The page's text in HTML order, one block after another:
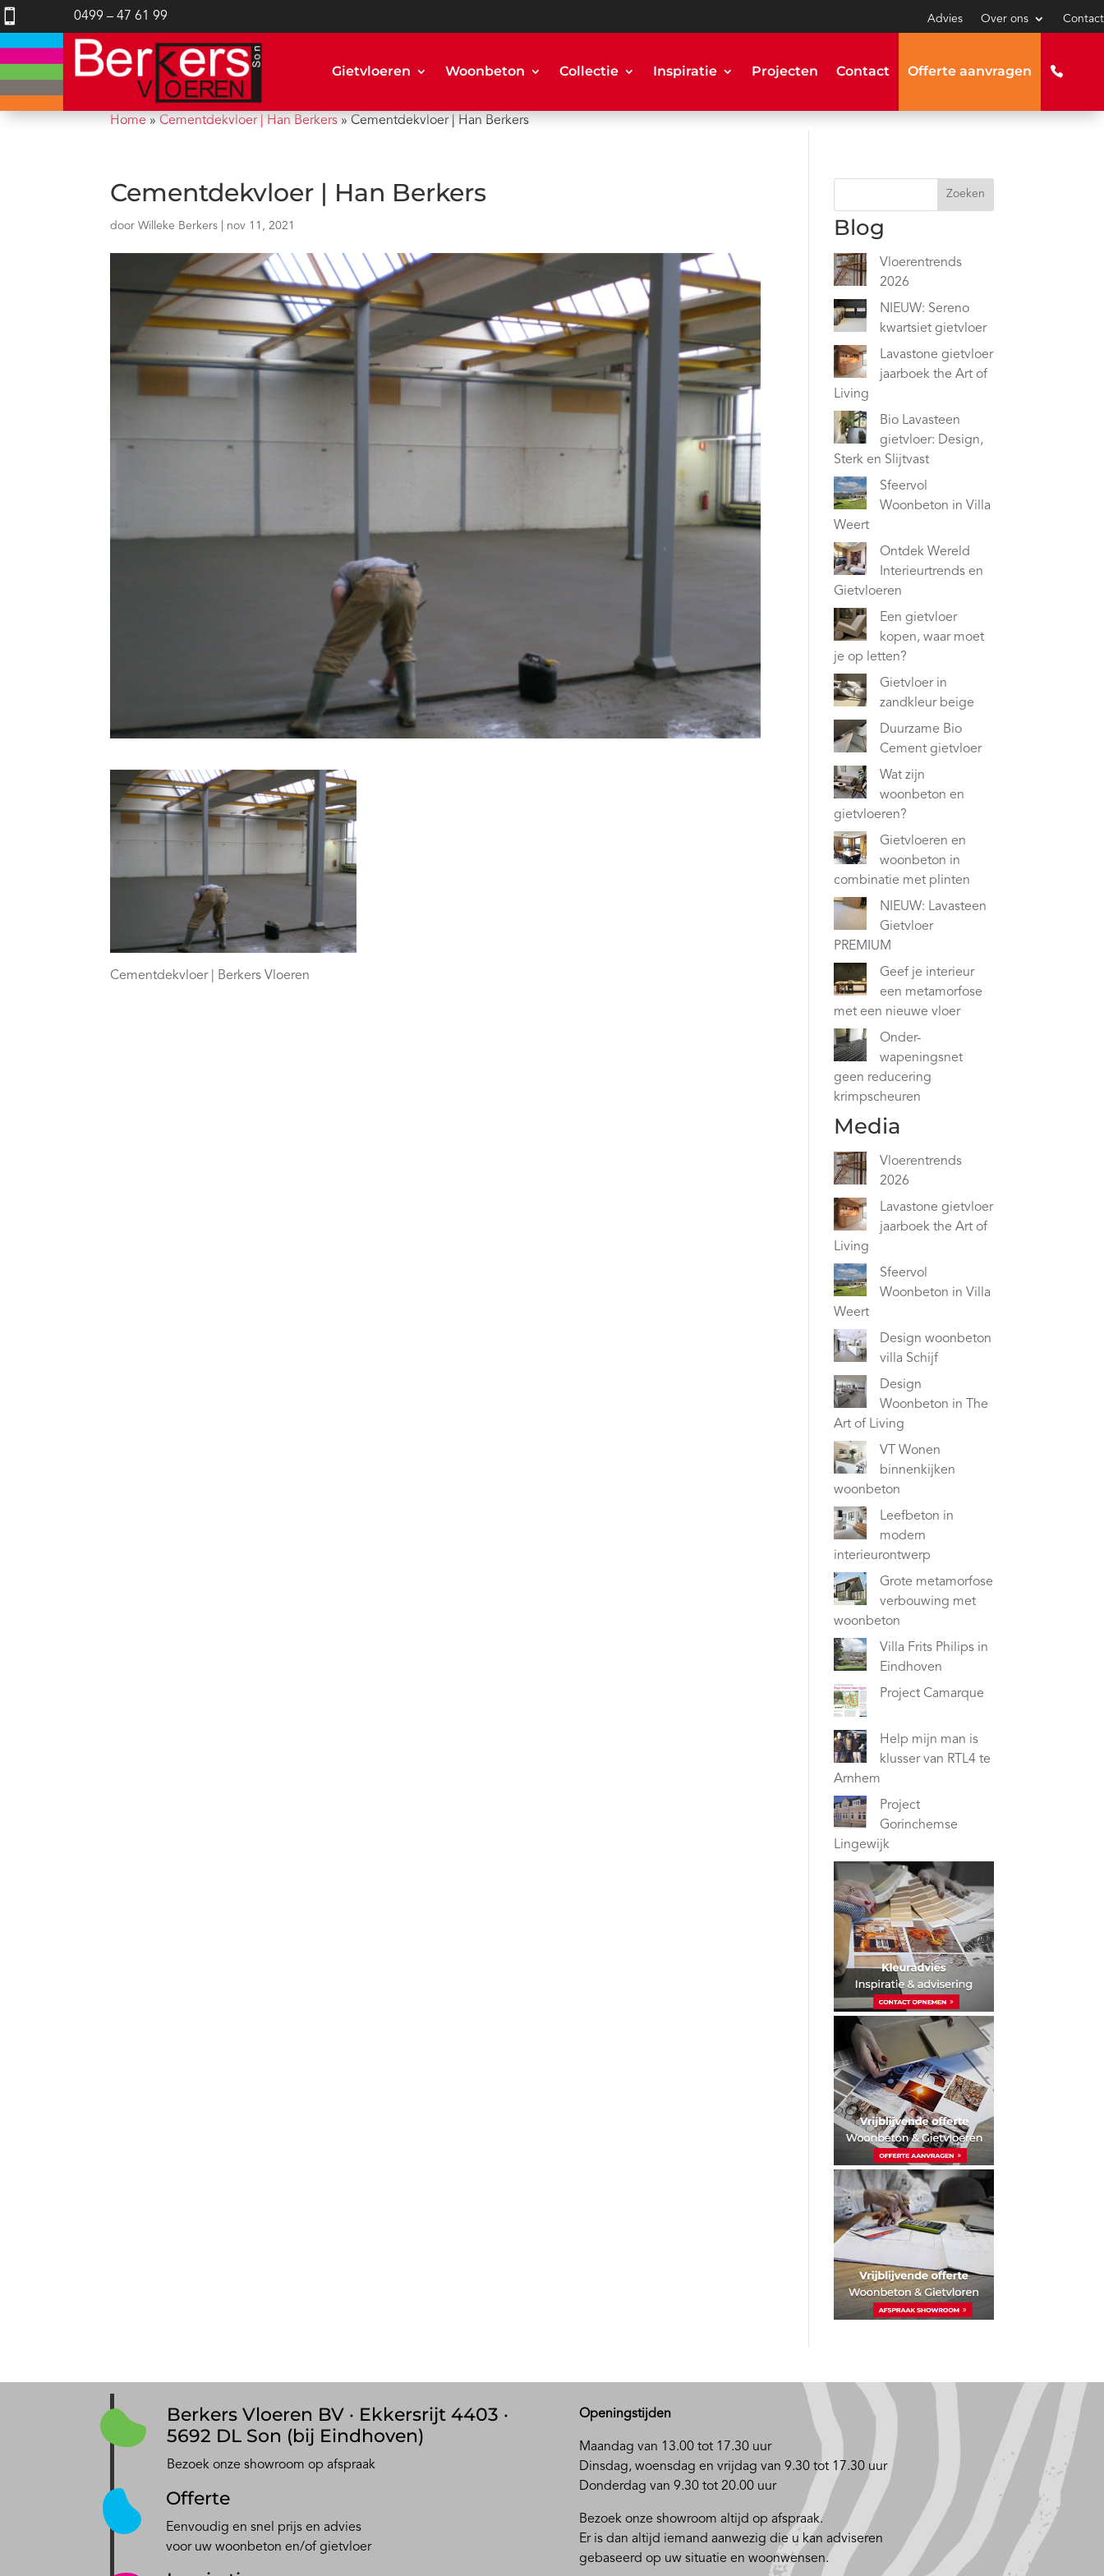
 0499 – 47 61 99 Advies Over ons Contact
Gietvloeren Woonbeton Collectie Inspiratie Projecten Contact Offerte aanvragen
Home »Cementdekvloer | Han Berkers »Cementdekvloer | Han Berkers
Cementdekvloer | Han Berkers
doorWilleke Berkers nov 11, 2021
Cementdekvloer | Berkers Vloeren
Zoeken
Blog
Vloerentrends
2026
NIEUW: Sereno
kwartsiet gietvloer
Lavastone gietvloer
jaarboek the Art of
Living
Bio Lavasteen
gietvloer: Design,
Sterk en Slijtvast
Sfeervol
Woonbeton in Villa
Weert
Ontdek Wereld
Interieurtrends en
Gietvloeren
Een gietvloer
kopen, waar moet
je op letten?
Gietvloer in
zandkleur beige
Duurzame Bio
Cement gietvloer
Wat zijn
woonbeton en
gietvloeren?
Gietvloeren en
woonbeton in
combinatie met plinten
NIEUW: Lavasteen
Gietvloer
PREMIUM
Geef je interieur
een metamorfose
met een nieuwe vloer
Onder-
wapeningsnet
geen reducering
krimpscheuren
Media
Vloerentrends
2026
Lavastone gietvloer
jaarboek the Art of
Living
Sfeervol
Woonbeton in Villa
Weert
Design woonbeton
villa Schijf
Design
Woonbeton in The
Art of Living
VT Wonen
binnenkijken
woonbeton
Leefbeton in
modern
interieurontwerp
Grote metamorfose
verbouwing met
woonbeton
Villa Frits Philips in
Eindhoven
Project Camarque
Help mijn man is
klusser van RTL4 te
Arnhem
Project
Gorinchemse
Lingewijk
Berkers Vloeren BV · Ekkersrijt 4403 ·
5692 DL Son (bij Eindhoven)
Bezoek onze showroom op afspraak
Offerte
Eenvoudig en snel prijs en advies
voor uw woonbeton en/of gietvloer
Openingstijden
Maandag van 13.00 tot 17.30 uur
Dinsdag, woensdag en vrijdag van 9.30 tot 17.30 uur
Donderdag van 9.30 tot 20.00 uur
Bezoek onze showroom altijd op afspraak.
Er is dan altijd iemand aanwezig die u kan adviseren
gebaseerd op uw situatie en woonwensen.